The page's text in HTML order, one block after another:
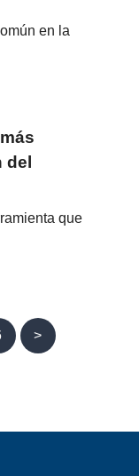
en la
que
>